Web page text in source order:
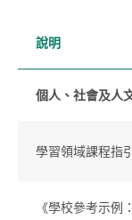
說明
個人、社會及人
學習領域課程指
《學校參考示